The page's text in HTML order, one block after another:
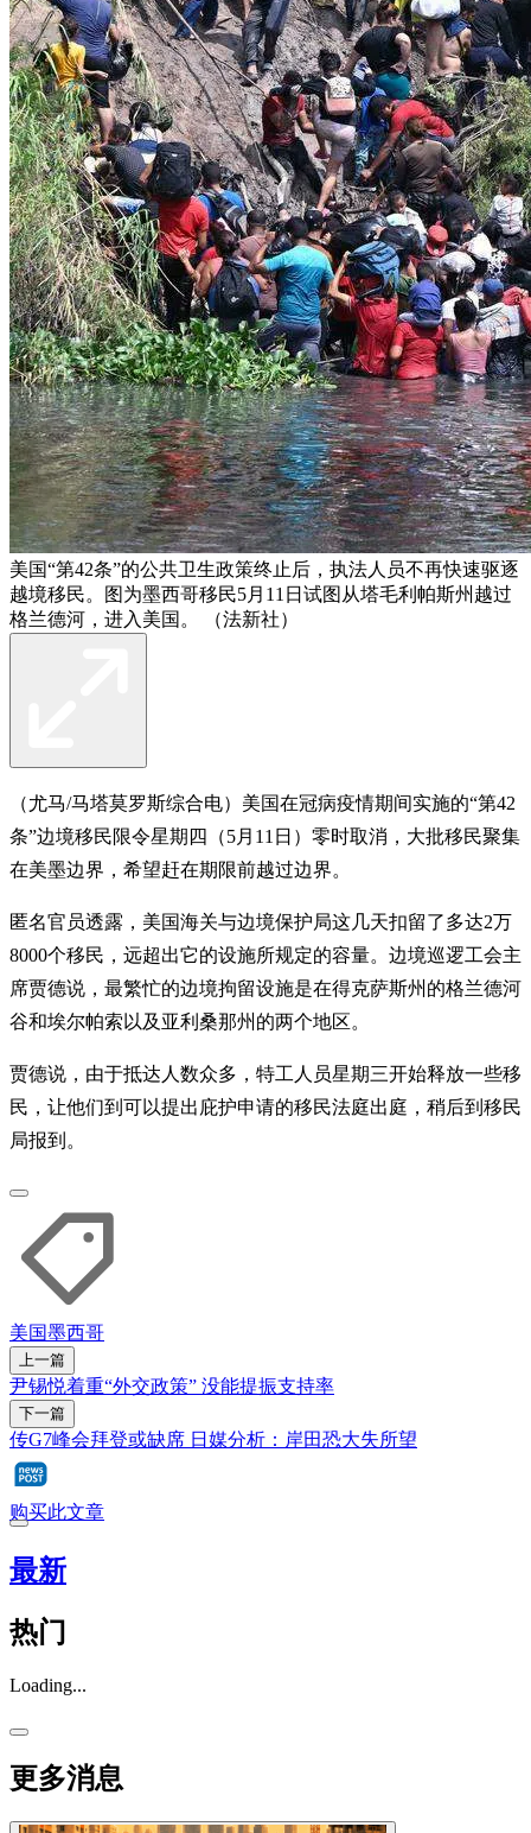
美国“第42条”的公共卫生政策终止后，执法人员不再快速驱逐
越境移民。图为墨西哥移民5月11日试图从塔毛利帕斯州越过
格兰德河，进入美国。 （法新社）
（尤马/马塔莫罗斯综合电）美国在冠病疫情期间实施的“第42
条”边境移民限令星期四（5月11日）零时取消，大批移民聚集
在美墨边界，希望赶在期限前越过边界。
匿名官员透露，美国海关与边境保护局这几天扣留了多达2万
8000个移民，远超出它的设施所规定的容量。边境巡逻工会主
席贾德说，最繁忙的边境拘留设施是在得克萨斯州的格兰德河
谷和埃尔帕索以及亚利桑那州的两个地区。
贾德说，由于抵达人数众多，特工人员星期三开始释放一些移
民，让他们到可以提出庇护申请的移民法庭出庭，稍后到移民
局报到。
美国墨西哥
上一篇
尹锡悦着重“外交政策” 没能提振支持率
下一篇
传G7峰会拜登或缺席 日媒分析：岸田恐大失所望
购买此文章
最新
热门
Loading...
更多消息